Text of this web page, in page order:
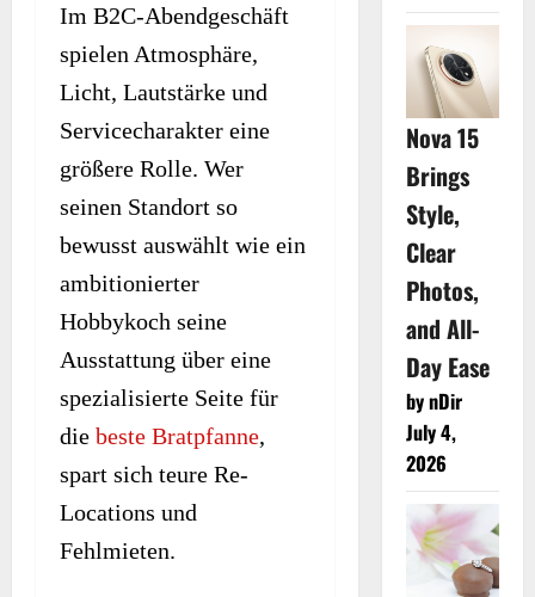
Im B2C-Abendgeschäft
spielen Atmosphäre,
Licht, Lautstärke und
Servicecharakter eine
größere Rolle. Wer
seinen Standort so
bewusst auswählt wie ein
ambitionierter
Hobbykoch seine
Ausstattung über eine
spezialisierte Seite für
die beste Bratpfanne,
spart sich teure Re-
Locations und
Fehlmieten.
Nova 15
Brings
Style,
Clear
Photos,
and All-
Day Ease
by nDir
July 4,
2026